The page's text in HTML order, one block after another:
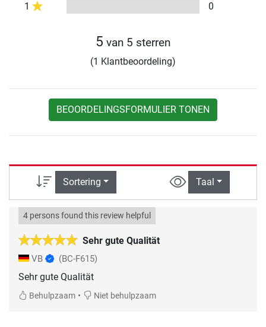
1
0
5 van 5 sterren
(1 Klantbeoordeling)
BEOORDELINGSFORMULIER TONEN
Sortering Taal
Sehr gute Qualität
4 persons found this review helpful
VB (BC-F615)
Sehr gute Qualität
Behulpzaam • Niet behulpzaam